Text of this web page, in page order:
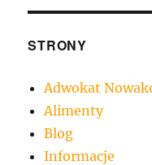
STRONY
Adwokat
Alimenty
Blog
Informacje